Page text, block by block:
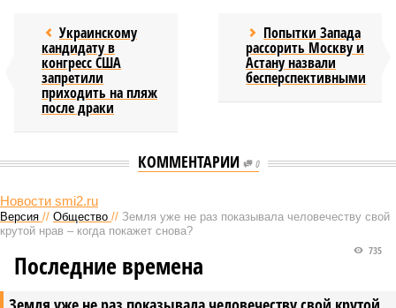
Украинскому
кандидату в
конгресс США
запретили
приходить на пляж
после драки
Попытки Запада
рассорить Москву и
Астану назвали
бесперспективными
КОММЕНТАРИИ 0
Новости smi2.ru
Версия // Общество // Земля уже не раз показывала человечеству свой
крутой нрав – когда покажет снова?
735
Последние времена